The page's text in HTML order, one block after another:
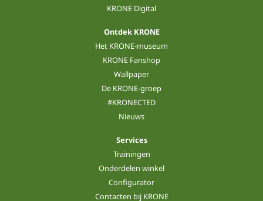
KRONE Digital
Ontdek KRONE
Het KRONE-museum
KRONE Fanshop
Wallpaper
De KRONE-groep
#KRONECTED
Nieuws
Services
Trainingen
Onderdelen winkel
Configurator
Contacten bij KRONE